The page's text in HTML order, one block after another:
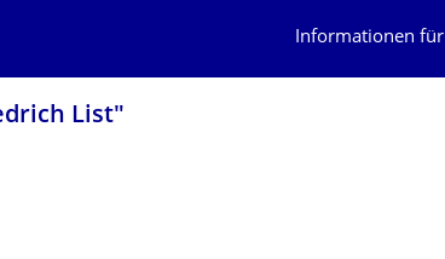
Informationen für
List"